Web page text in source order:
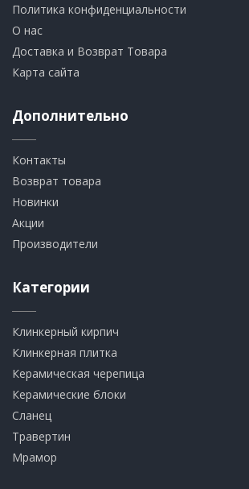
Политика конфиденциальности
О нас
Доставка и Возврат Товара
Карта сайта
Дополнительно
Контакты
Возврат товара
Новинки
Акции
Производители
Категории
Клинкерный кирпич​
​Клинкерная плитка
​Керамическая черепица
​Керамические блоки
​Сланец
Травертин​
​Мрамор